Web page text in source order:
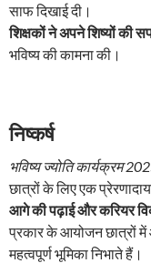
साफ दिखाई दी।
शिक्षकों ने अपने शिष्यों की
भविष्य की कामना की।
निष्कर्ष
भविष्य ज्योति कार्यक्रम
छात्रों के लिए एक
आगे की पढ़ाई और करियर
प्रकार के आयोजन छात्रों में
महत्वपूर्ण भूमिका निभाते हैं।